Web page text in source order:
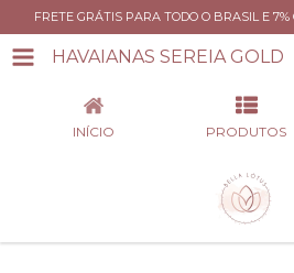
FRETE GRÁTIS PARA TODO O BRASIL E
HAVAIANAS SEREIA GOLD
INÍCIO PRODUTOS